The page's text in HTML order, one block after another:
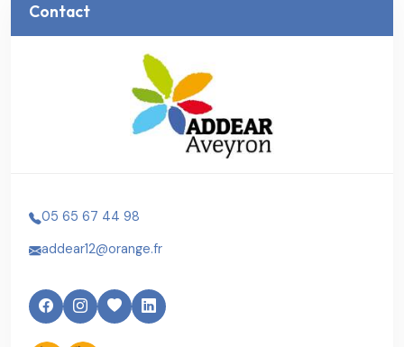
Contact
05 65 67 44 98
addear12@orange.fr